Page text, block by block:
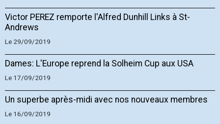
Victor PEREZ remporte l'Alfred Dunhill Links à St-
Andrews
Le 29/09/2019
Dames: L'Europe reprend la Solheim Cup aux USA
Le 17/09/2019
Un superbe après-midi avec nos nouveaux membres
Le 16/09/2019